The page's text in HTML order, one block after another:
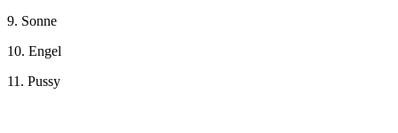
9. Sonne
10. Engel
11. Pussy